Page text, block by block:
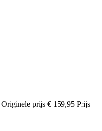
Originele prijs € 159,95 Prijs